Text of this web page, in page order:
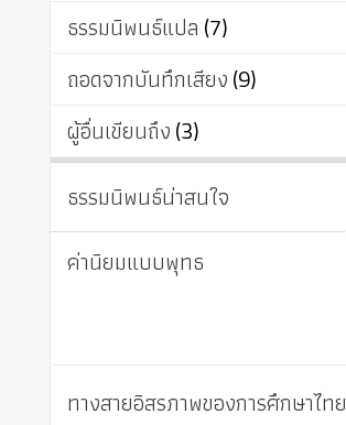
ธรรมนิพนธ์แปล (7)
ถอดจากบันทึกเสียง(9)
ผู้อื่นเขียนถึง(3)
ธรรมนิพนธ์น่าสนใจ
ค่านิยมแบบพุทธ
ทางสายอิสรภาพของการศึกษาไทย